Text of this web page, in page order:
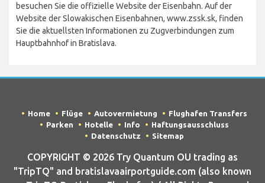
besuchen Sie die offizielle Website der Eisenbahn. Auf der
Website der Slowakischen Eisenbahnen, www.zssk.sk, finden
Sie die aktuellsten Informationen zu Zugverbindungen zum
Hauptbahnhof in Bratislava.
Home Flüge Autovermietung
Flughafen Transfers
Parken
Hotelle Info
Haftungsausschluss
Datenschutz
Sitemap
COPYRIGHT © 2026 Try Quantum OU trading as
"TripTQ" and bratislavaairportguide.com (also known